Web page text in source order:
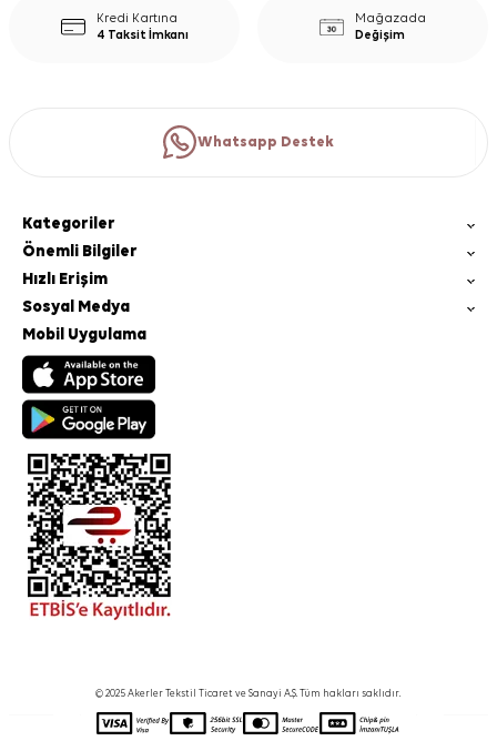
Kredi Kartına
4 Taksit İmkanı
Mağazada
Değişim
Whatsapp Destek
Kategoriler
Önemli Bilgiler
Hızlı Erişim
Sosyal Medya
Mobil Uygulama
© 2025 Akerler Tekstil Ticaret ve Sanayi A.Ş. Tüm hakları saklıdır.